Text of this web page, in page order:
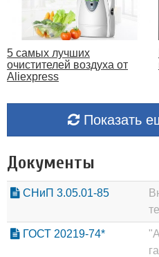
5 самых лучших
очистителей воздуха от
Aliexpress
Показать
Документы
СНиП 3.05.01-85
ГОСТ 20219-74*